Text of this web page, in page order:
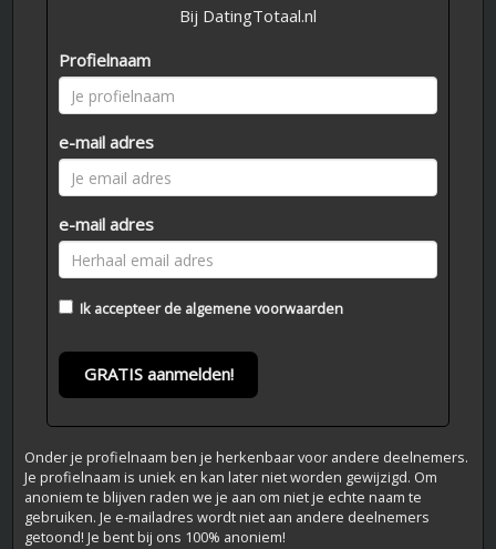
Bij DatingTotaal.nl
Profielnaam
e-mail adres
e-mail adres
Ik accepteer de algemene voorwaarden
GRATIS aanmelden!
Onder je profielnaam ben je herkenbaar voor andere deelnemers.
Je profielnaam is uniek en kan later niet worden gewijzigd. Om
anoniem te blijven raden we je aan om niet je echte naam te
gebruiken. Je e-mailadres wordt niet aan andere deelnemers
getoond! Je bent bij ons 100% anoniem!